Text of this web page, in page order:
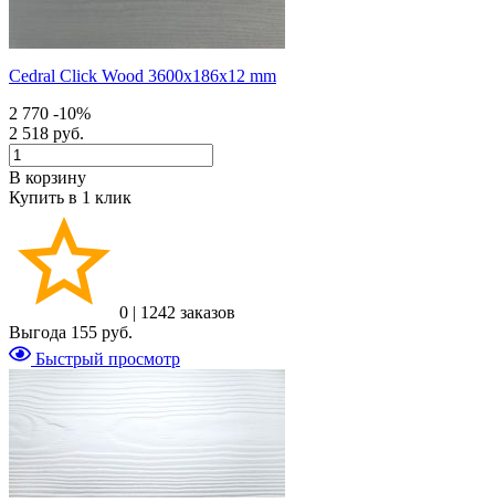
Cedral Click Wood 3600x186x12 mm
2 770 -10%
2 518 руб.
В корзину
Купить в 1 клик
0 | 1242 заказов
Выгода 155 руб.
Быстрый просмотр